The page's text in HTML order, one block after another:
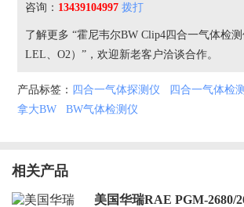
咨询： 13439104997 拨打
了解更多 “霍尼韦尔BW Clip4四合一气体检测
LEL、O2）”，欢迎新老客户洽谈合作。
产品标签： 四合一气体探测仪 四合一气体检
拿大BW
BW气体检测仪
相关产品
美国华瑞RAE PGM-2680/